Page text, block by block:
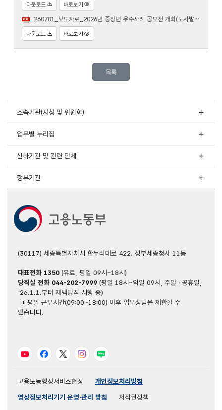
다운로드 바로보기
260701_보도자료_2026년 중장년 우수사례 공모전 개최(노사발전재단).pdf
다운로드 바로보기
목록
소속기관(지청 및 위원회)
업무별 누리집
산하기관 및 관련 단체
정부기관
(30117) 세종특별자치시 한누리대로 422. 정부세종청사 11동
대표전화 1350(유료, 평일 09시~18시)
당직실 전화 044-202-7999(평일 18시~익일 09시, 주말 · 공휴일,
'26.1.1.부터 재택당직 시행 중)
* 평일 근무시간(09:00~18:00) 이후 업무상담은 제한될 수
있습니다.
유튜브 페이스북트위터 인스타그램
블로그
고용노동행정서비스헌장
개인정보처리방침
영상정보처리기기 운영·관리 방침
저작권정책